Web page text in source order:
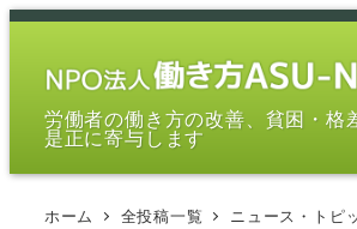
メ
労働者の働き方の改善、貧困・格
是正に寄与します
ホーム 全投稿一覧 ニュース・トピ